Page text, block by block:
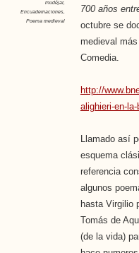
mudéjar,
Encuadernaciones,
Poema medieval
700 años
octubre se
medieval
Comedia.
http://
alighieri-en-
Llamado así
esquema
referencia
algunos
hasta Virgilio
Tomás de
(de la vida)